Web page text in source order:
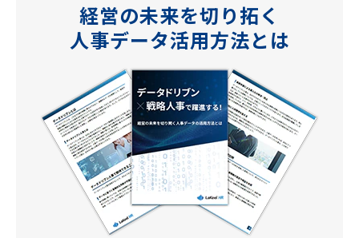
経営の未来を切り拓く
人事データ活用方法とは